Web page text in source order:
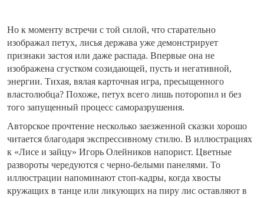
Но к моменту встречи с той силой, что старательно
изображал петух, лисья держава уже демонстрирует
признаки застоя или даже распада. Впервые она не
изображена сгустком созидающей, пусть и негативной,
энергии. Тихая, вялая карточная игра, пресыщенного
властолюбца? Похоже, петух всего лишь поторопил и без
того запущенный процесс саморазрушения.
Авторское прочтение несколько заезженной сказки хорошо
читается благодаря экспрессивному стилю. В иллюстрациях
к «Лисе и зайцу» Игорь Олейников напорист. Цветные
развороты чередуются с черно-белыми панелями. То
иллюстрации напоминают стоп-кадры, когда хвосты
кружащих в танце или ликующих на пиру лис оставляют в